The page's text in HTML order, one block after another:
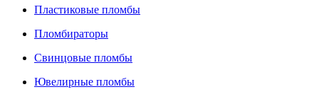
Пластиковые пломбы
Пломбираторы
Свинцовые пломбы
Ювелирные пломбы